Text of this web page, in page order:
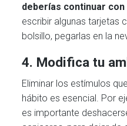
deberías continuar
escribir algunas tarjetas
bolsillo, pegarlas en la
4. Modifica tu
Eliminar los estímulos
hábito es esencial. Por
es importante